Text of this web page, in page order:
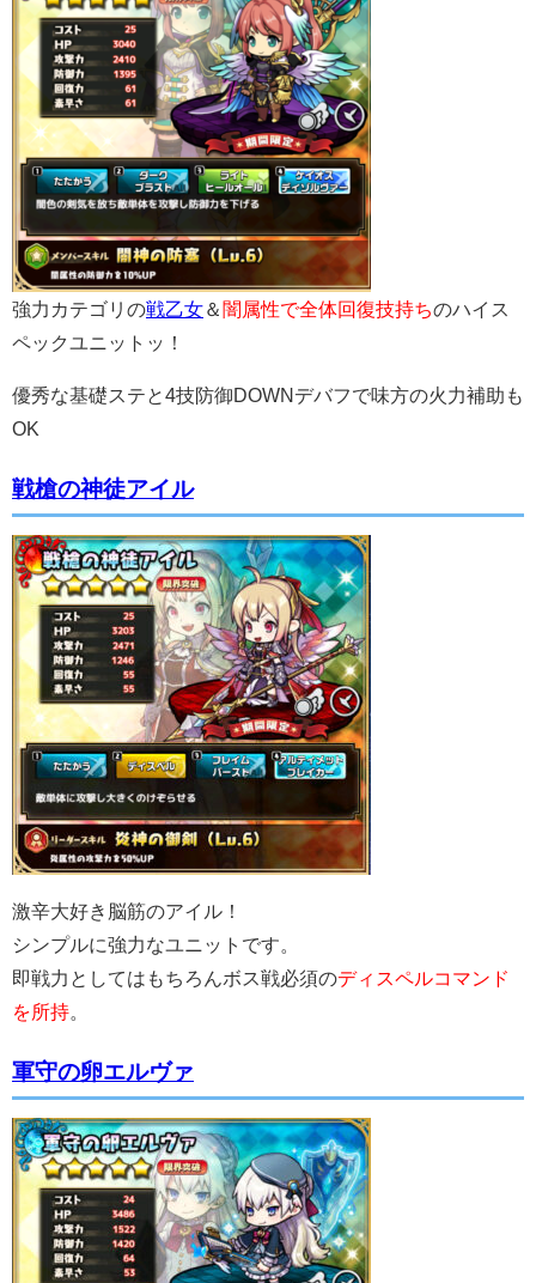
強力カテゴリの戦乙女＆ 闇属性で全体回復技持ちのハイス
ペックユニットッ！
優秀な基礎ステと4技防御DOWNデバフで味方の火力補助も
OK
戦槍の神徒アイル
激辛大好き脳筋のアイル！
シンプルに強力なユニットです。
即戦力としてはもちろんボス戦必須のディスペルコマンド
を所持
軍守の卵エルヴァ